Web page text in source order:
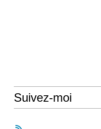
Suivez-moi